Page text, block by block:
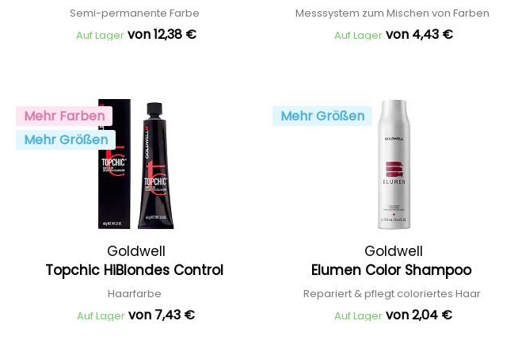
Semi-permanente Farbe
Auf Lager von 12,38 €
Messsystem zum Mischen von Farben
Auf Lager von 4,43 €
Mehr Farben
Mehr Größen
Goldwell
Topchic HiBlondes Control
Haarfarbe
Auf Lager von 7,43 €
Mehr Größen
Goldwell
Elumen Color Shampoo
Repariert & pflegt coloriertes Haar
Auf Lager von 2,04 €